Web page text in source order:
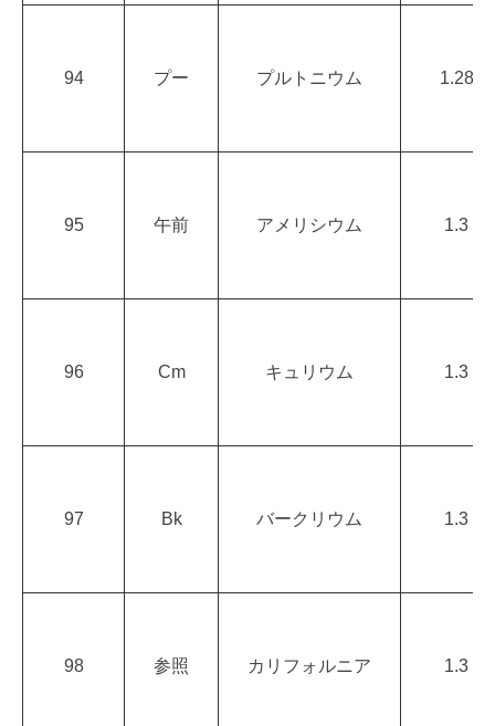
94 プー プルトニウム 1.28
95 午前 アメリシウム 1.3
96 Cm キュリウム 1.3
97 Bk バークリウム 1.3
98 参照 カリフォルニア 1.3